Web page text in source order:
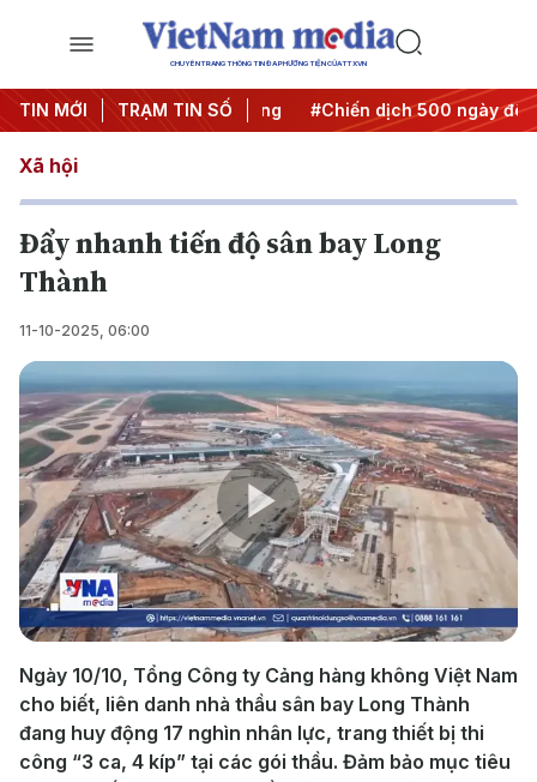
CHUYÊN TRANG THÔNG TIN ĐA PHƯƠNG TIỆN CỦA TTXVN
TIN MỚI TRẠM TIN SỐ
Nghị quyết thành hành động #Chiến dịch 500 ngày đêm
Xã hội
Đẩy nhanh tiến độ sân bay Long
Thành
11-10-2025, 06:00
Play
Video
Ngày 10/10, Tổng Công ty Cảng hàng không Việt Nam
cho biết, liên danh nhà thầu sân bay Long Thành
đang huy động 17 nghìn nhân lực, trang thiết bị thi
công “3 ca, 4 kíp” tại các gói thầu. Đảm bảo mục tiêu